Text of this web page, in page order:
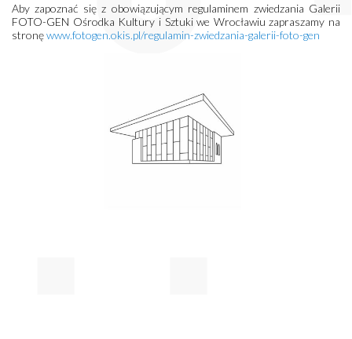
Aby zapoznać się z obowiązującym regulaminem zwiedzania Galerii
FOTO-GEN Ośrodka Kultury i Sztuki we Wrocławiu zapraszamy na
stronęwww.fotogen.okis.pl/regulamin-zwiedzania-galerii-foto-gen